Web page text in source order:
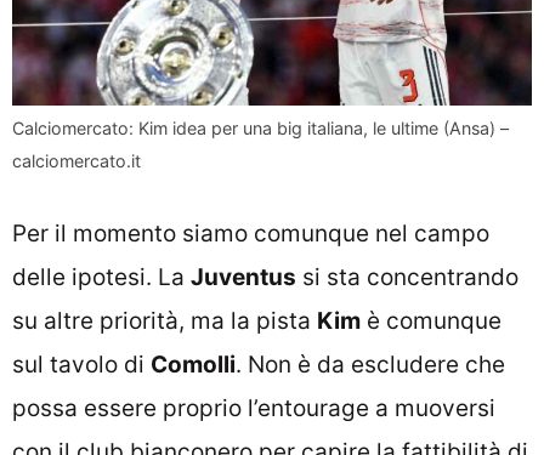
Calciomercato: Kim idea per una big italiana, le ultime (Ansa) –
calciomercato.it
Per il momento siamo comunque nel campo
delle ipotesi. La Juventus si sta concentrando
su altre priorità, ma la pista Kim è comunque
sul tavolo di Comolli. Non è da escludere che
possa essere proprio l’entourage a muoversi